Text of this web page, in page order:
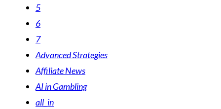
5
6
7
Advanced Strategies
Affiliate News
AI in Gambling
all_in